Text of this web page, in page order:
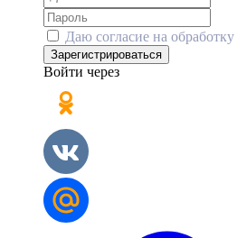
Даю согласие на обработку
Зарегистрироваться
Войти через